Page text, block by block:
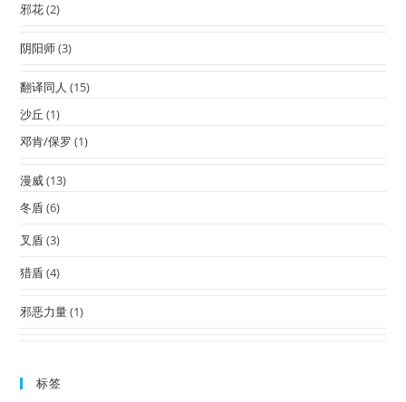
邪花(2)
阴阳师(3)
翻译同人 (15)
沙丘 (1)
邓肯/保罗 (1)
漫威(13)
冬盾(6)
叉盾(3)
猎盾(4)
邪恶力量(1)
标签